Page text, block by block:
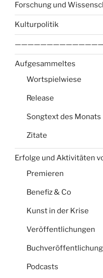
Forschung und
Kulturpolitik
Aufgesammeltes
Wortspielwiese
Release
Songtext des Monats
Zitate
Erfolge und Aktivitäten
Premieren
Benefiz & Co
Kunst in der Krise
Veröffentlichungen
Podcasts